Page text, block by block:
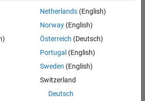
Netherlands(English)
Norway(English)
Österreich (Deutsch)
Portugal (English)
Sweden (English)
Switzerland
Deutsch
Datenschutz-Richtlinien
Status von Anwendungen
Inc.
Website auswählen
Deutschland